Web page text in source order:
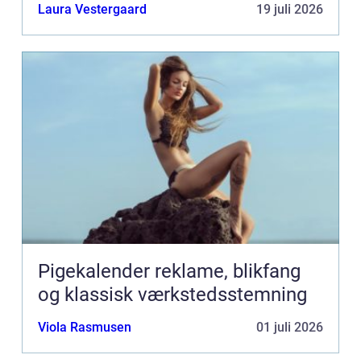
Laura Vestergaard 19 juli 2026
Pigekalender reklame, blikfang
og klassisk værkstedsstemning
Viola Rasmusen 01 juli 2026